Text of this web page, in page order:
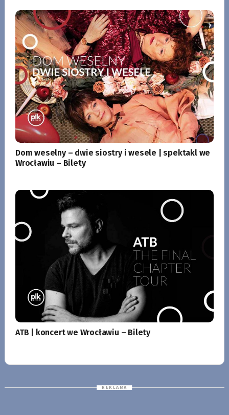
Dom weselny – dwie siostry i wesele | spektakl we
Wrocławiu – Bilety
ATB | koncert we Wrocławiu – Bilety